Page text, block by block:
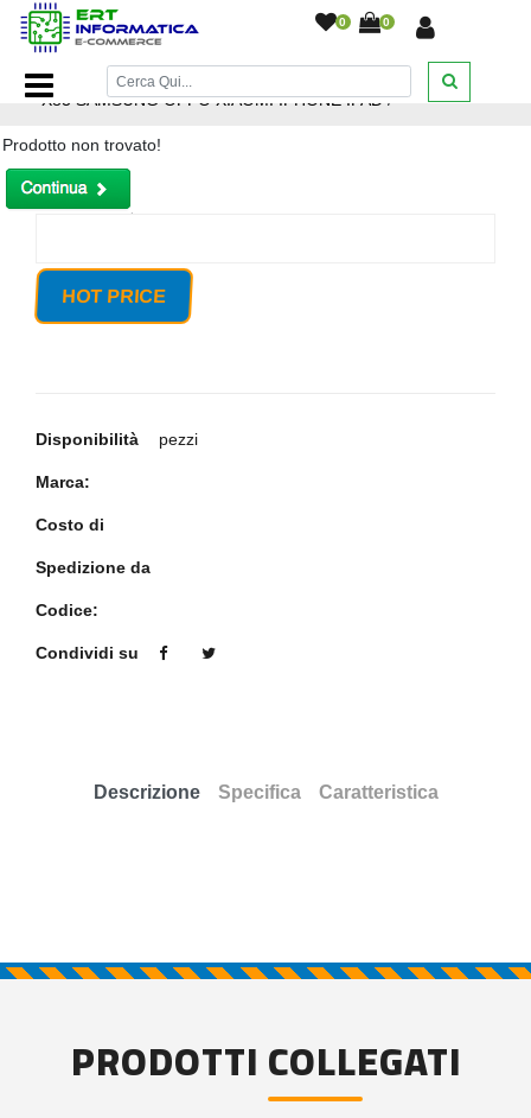
0 0
Home Page/CAVO TYPE C TO TYPE C FAST CHARGING
X83 SAMSUNG OPPO XIAOMI IPHONE IPAD/
Prodotto non trovato!
HOT PRICE
Disponibilità pezzi
Marca:
Costo di
Spedizione da
Codice:
Condividi su
Descrizione Specifica Caratteristica
PRODOTTI COLLEGATI